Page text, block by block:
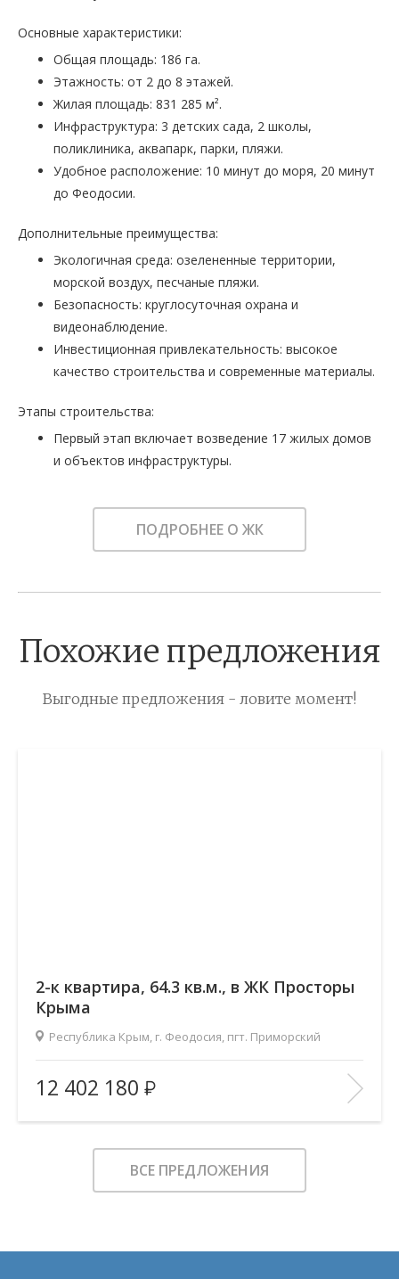
Основные характеристики:
Общая площадь: 186 га.
Этажность: от 2 до 8 этажей.
Жилая площадь: 831 285 м².
Инфраструктура: 3 детских сада, 2 школы,
поликлиника, аквапарк, парки, пляжи.
Удобное расположение: 10 минут до моря, 20 минут
до Феодосии.
Дополнительные преимущества:
Экологичная среда: озелененные территории,
морской воздух, песчаные пляжи.
Безопасность: круглосуточная охрана и
видеонаблюдение.
Инвестиционная привлекательность: высокое
качество строительства и современные материалы.
Этапы строительства:
Первый этап включает возведение 17 жилых домов
и объектов инфраструктуры.
ПОДРОБНЕЕ О ЖК
Похожие предложения
Выгодные предложения - ловите момент!
2-к квартира, 64.3 кв.м., в ЖК Просторы
Крыма
Республика Крым, г. Феодосия, пгт. Приморский
Площадь (общ/жил/кух), м2:
64.26/30.44/18.12
Количество комнат:
2
Этаж:
1/9
В ИЗБРАННОЕ
12 402 180
ВСЕ ПРЕДЛОЖЕНИЯ